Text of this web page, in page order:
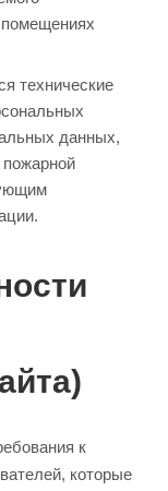
технические
данных,
к
которые